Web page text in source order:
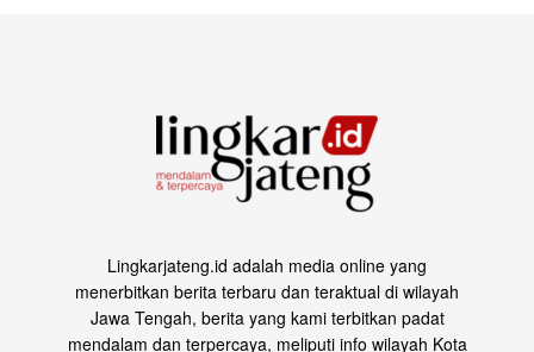
Lingkarjateng.id adalah media online yang
menerbitkan berita terbaru dan teraktual di wilayah
Jawa Tengah, berita yang kami terbitkan padat
mendalam dan terpercaya, meliputi info wilayah Kota